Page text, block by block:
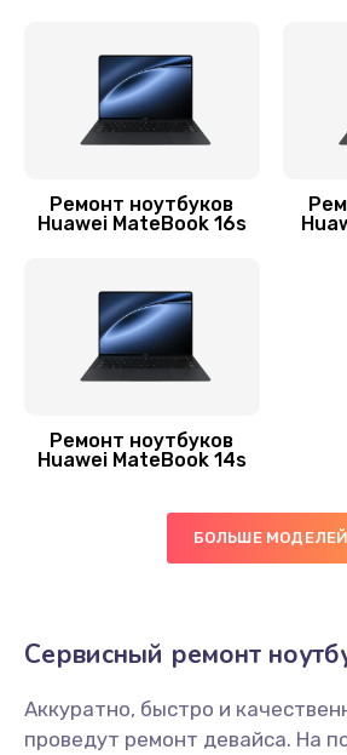
Замена
Замена
Замена
Заказать
940 руб.
Замена оперативной
Заказать
Ремонт ноутбуков
Huawei MateBook 16s
Ремонт ноутбуков
Huawei MateBook 14s
БОЛЬШЕ МОДЕЛЕЙ
Сервисный ремонт
Аккуратно, быстро и
проведут ремонт девайса. На